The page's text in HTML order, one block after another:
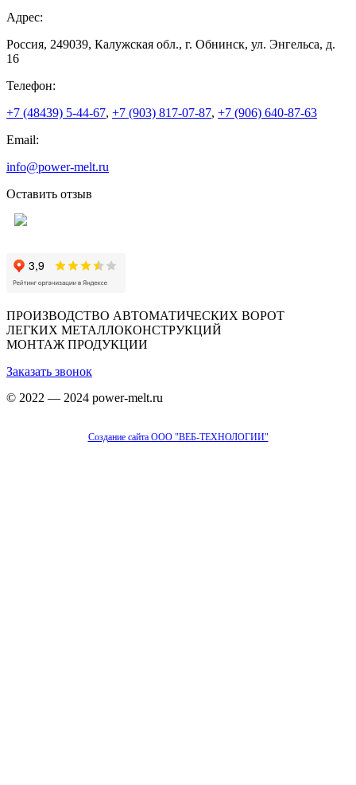
Адрес:
Россия, 249039, Калужская обл., г. Обнинск, ул. Энгельса, д.
16
Телефон:
+7 (48439) 5-44-67, +7 (903) 817-07-87, +7 (906) 640-87-63
Email:
info@power-melt.ru
Оставить отзыв
ПРОИЗВОДСТВО АВТОМАТИЧЕСКИХ ВОРОТ
ЛЕГКИХ МЕТАЛЛОКОНСТРУКЦИЙ
МОНТАЖ ПРОДУКЦИИ
Заказать звонок
© 2022 — 2024 power-melt.ru
Создание сайта ООО "ВЕБ-ТЕХНОЛОГИИ"